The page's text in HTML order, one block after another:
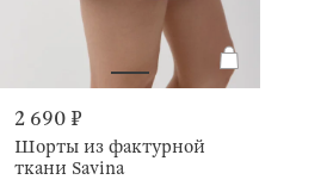
2 690 ₽
Шорты из фактурной
ткани Savina